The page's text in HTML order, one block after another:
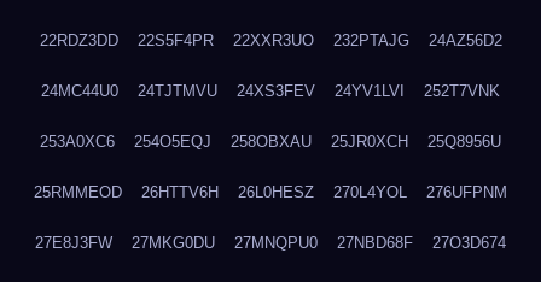
22RDZ3DD 22S5F4PR 22XXR3UO 232PTAJG 24AZ56D2
24MC44U0 24TJTMVU 24XS3FEV 24YV1LVI 252T7VNK
253A0XC6 254O5EQJ 258OBXAU 25JR0XCH 25Q8956U
25RMMEOD 26HTTV6H 26L0HESZ 270L4YOL 276UFPNM
27E8J3FW 27MKG0DU 27MNQPU0 27NBD68F 27O3D674